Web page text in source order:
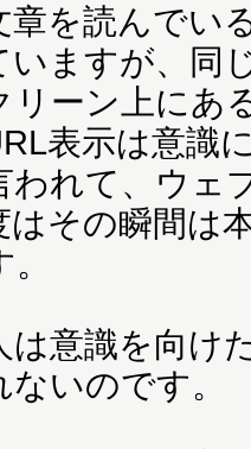
を読んでい
いますが、同
リーン上にあ
表示は意識
われて、ウェ
はその瞬間は
意識を向け
いのです。